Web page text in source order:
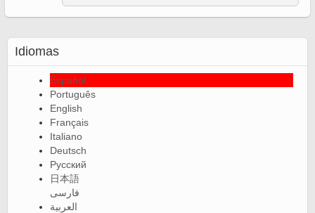
Idiomas
Español
Português
English
Français
Italiano
Deutsch
Русский
日本語
فارسی
العربية